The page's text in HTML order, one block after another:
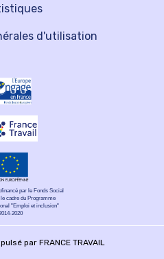
d'utilisation
par le Fonds Social
le cadre du Programme
"Emploi et inclusion"
2020
par FRANCE TRAVAIL